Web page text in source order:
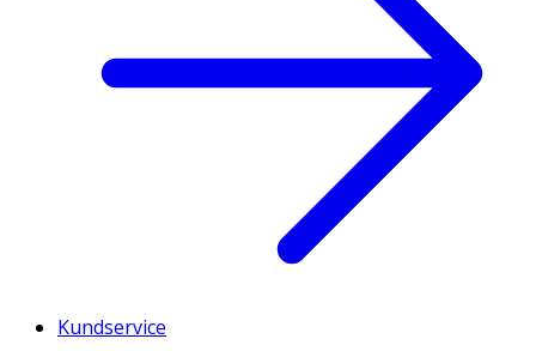
Kundservice